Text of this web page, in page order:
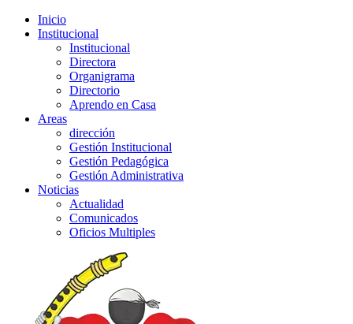
Inicio
Institucional
Institucional
Directora
Organigrama
Directorio
Aprendo en Casa
Areas
dirección
Gestión Institucional
Gestión Pedagógica
Gestión Administrativa
Noticias
Actualidad
Comunicados
Oficios Multiples